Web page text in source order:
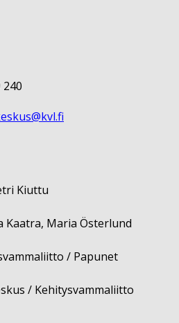
240
Kiuttu
Kaatra, Maria Österlund
/ Papunet
/ Kehitysvammaliitto